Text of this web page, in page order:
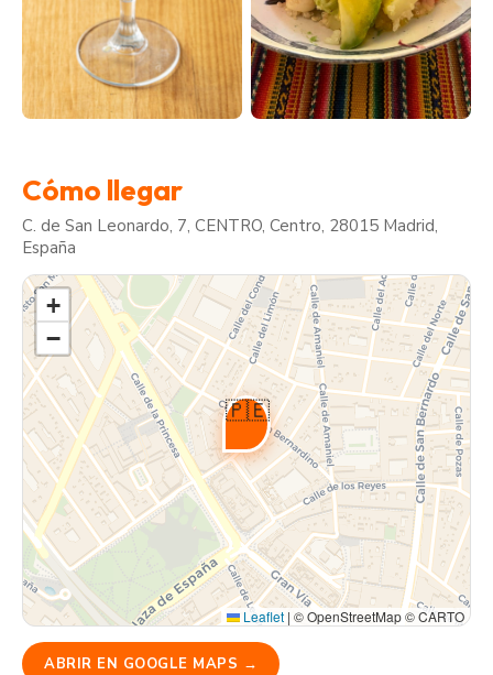
Cómo llegar
C. de San Leonardo, 7, CENTRO, Centro, 28015 Madrid,
España
🇵🇪
+
−
Leaflet | © OpenStreetMap © CARTO
ABRIR EN GOOGLE MAPS →